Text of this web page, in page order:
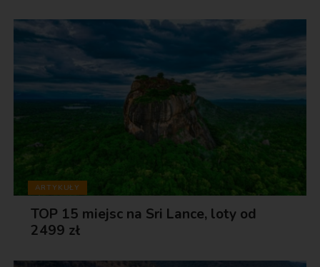
ARTYKUŁY
TOP 15 miejsc na Sri Lance, loty od
2499 zł